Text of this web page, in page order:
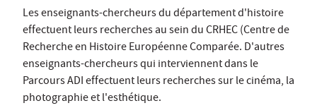
Les enseignants-chercheurs du département d'histoire
effectuent leurs recherches au sein du CRHEC (Centre de
Recherche en Histoire Européenne Comparée. D'autres
enseignants-chercheurs qui interviennent dans le
Parcours ADI effectuent leurs recherches sur le cinéma, la
photographie et l'esthétique.